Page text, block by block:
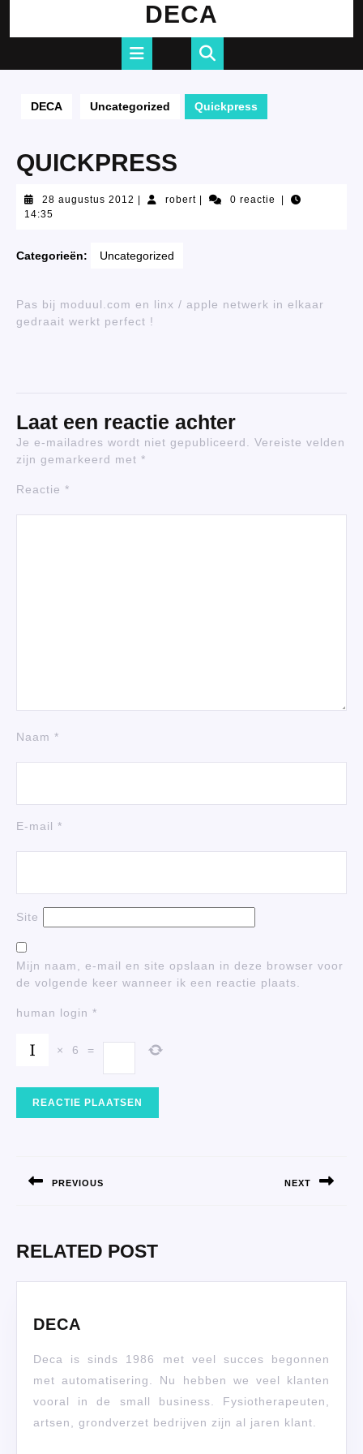
de
DECA
DECA Uncategorized Quickpress
QUICKPRESS
28 augustus 2012 28
robertrobert 0 reactie
14:35
Categorieën: Uncategorized
Pas bij moduul.com en linx / apple netwerk in elkaar
gedraait werkt perfect !
Laat een reactie achter
Je e-mailadres wordt niet gepubliceerd.
Vereiste velden
zijn gemarkeerd met *
Reactie *
Naam *
E-mail *
Site
Mijn naam, e-mail en site opslaan in deze browser voor
de volgende keer wanneer ik een reactie plaats.
human login *
× 6 =
PREVIOUS NEXT
RELATED POST
DECA
Deca is sinds 1986 met veel succes begonnen
met automatisering. Nu hebben we veel klanten
vooral in de small business. Fysiotherapeuten,
artsen, grondverzet bedrijven zijn al jaren klant.